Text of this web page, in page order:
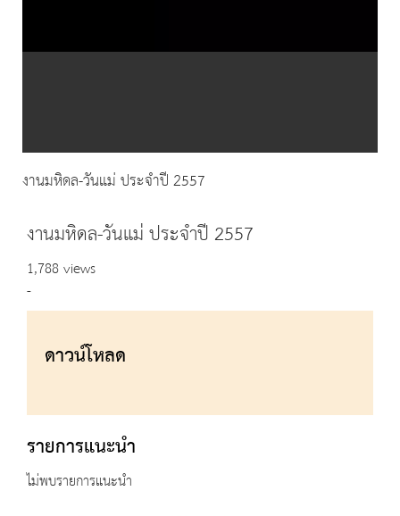
งานมหิดล-วันแม่ ประจำปี 2557
งานมหิดล-วันแม่ ประจำปี 2557
1,788 views
-
ดาวน์โหลด
รายการแนะนำ
ไม่พบรายการแนะนำ